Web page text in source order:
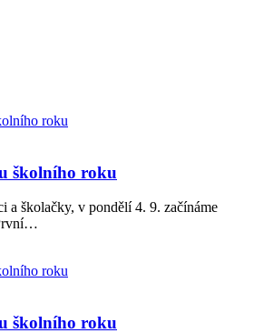
školního roku
a školačky, v pondělí 4. 9. začínáme
školního roku